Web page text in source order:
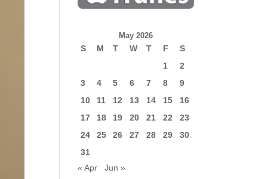
May 2026
S M T W T F
S
1
2
3
4 5 6 7 8
9
10
11 12 13 14 15
16
17
18 19 20 21 22
23
24
25 26 27 28 29
30
31
« Apr
Jun »